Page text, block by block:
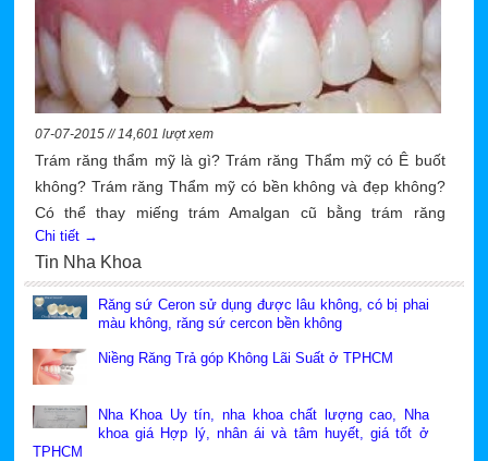
07-07-2015 // 14,601 lượt xem
Trám răng thẩm mỹ là gì? Trám răng Thẩm mỹ có Ê buốt
không? Trám răng Thẩm mỹ có bền không và đẹp không?
Có thể thay miếng trám Amalgan cũ bằng trám răng
composite không? Trám răng thẩm mỹ giá bao nhiêu tiền
và trám răng thẩm mỹ ở đâu rẻ nhất TPHCM. Tất cả sẽ
được trá lời cụ thể cho quý khách trong phần tin tức này.
Chi tiết →
Tin Nha Khoa
Răng sứ Ceron sử dụng được lâu không, có bị phai
màu không, răng sứ cercon bền không
Niềng Răng Trả góp Không Lãi Suất ở TPHCM
Nha Khoa Uy tín, nha khoa chất lượng cao, Nha
khoa giá Hợp lý, nhân ái và tâm huyết, giá tốt ở
TPHCM